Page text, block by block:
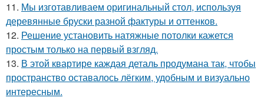
11. Мы изготавливаем оригинальный стол, используя
деревянные бруски разной фактуры и оттенков.
12. Решение установить натяжные потолки кажется
простым только на первый взгляд.
13. В этой квартире каждая деталь продумана так, чтобы
пространство оставалось лёгким, удобным и визуально
интересным.